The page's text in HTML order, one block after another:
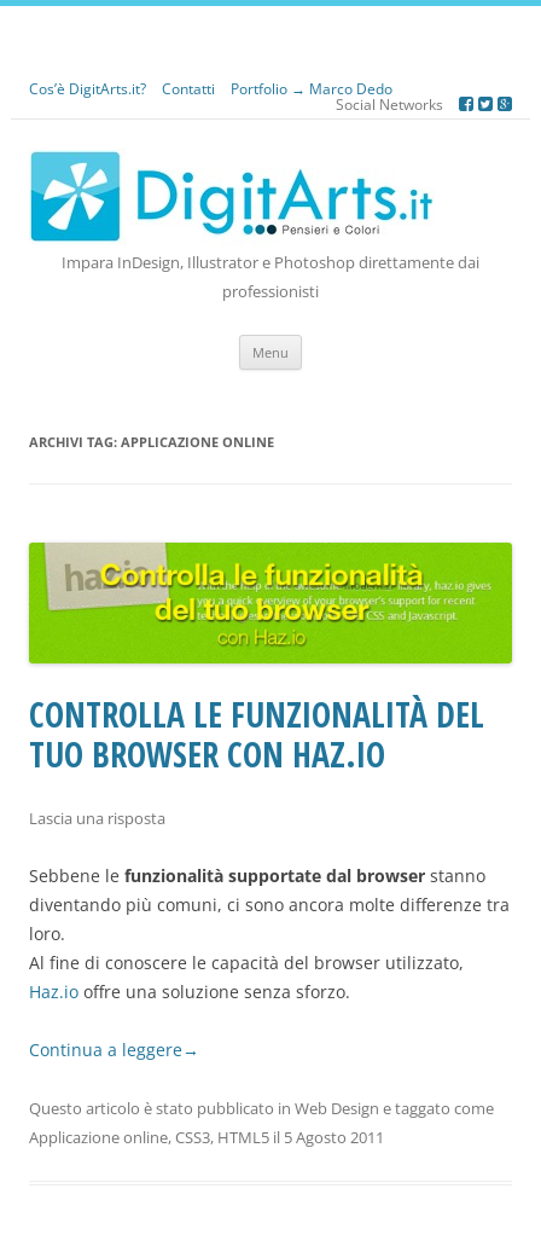
Cos’è DigitArts.it? Contatti
Portfolio → Marco Dedo
Social Networks
Impara InDesign, Illustrator e Photoshop direttamente dai
professionisti
Menu
ARCHIVI TAG: APPLICAZIONE ONLINE
CONTROLLA LE FUNZIONALITÀ DEL
TUO BROWSER CON HAZ.IO
Lascia una risposta
Sebbene le funzionalità supportate dal browser stanno
diventando più comuni, ci sono ancora molte differenze tra
loro.
Al fine di conoscere le capacità del browser utilizzato,
Haz.io offre una soluzione senza sforzo.
Continua a leggere→
Questo articolo è stato pubblicato in Web Design e taggato come
Applicazione online,CSS3, HTML5 il 5 Agosto 2011